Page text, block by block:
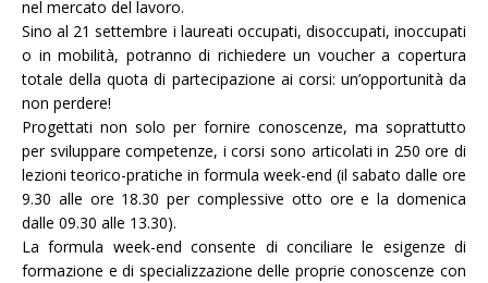
nel mercato del lavoro.
Sino al 21 settembre i laureati occupati, disoccupati, inoccupati
o in mobilità, potranno di richiedere un voucher a copertura
totale della quota di partecipazione ai corsi: un’opportunità da
non perdere!
Progettati non solo per fornire conoscenze, ma soprattutto
per sviluppare competenze, i corsi sono articolati in 250 ore di
lezioni teorico-pratiche in formula week-end (il sabato dalle ore
9.30 alle ore 18.30 per complessive otto ore e la domenica
dalle 09.30 alle 13.30).
La formula week-end consente di conciliare le esigenze di
formazione e di specializzazione delle proprie conoscenze con